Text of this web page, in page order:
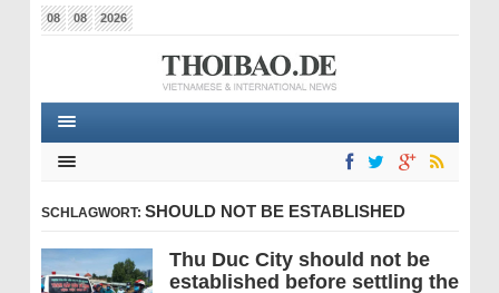
08 08 2026
SCHLAGWORT: SHOULD NOT BE ESTABLISHED
Thu Duc City should not be
established before settling the